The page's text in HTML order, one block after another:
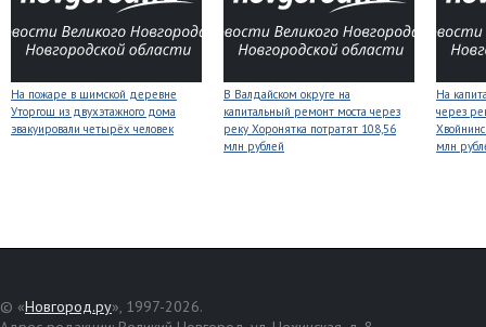
На пожаре в шимской деревне
Уторгош из двухэтажного дома
эвакуировали четырёх человек
В Валдайском округе на
капитальный ремонт моста через
реку Хоронятка потратят 108,56
млн рублей
На
через
млн
© «Новгород.ру», 1997-2026.